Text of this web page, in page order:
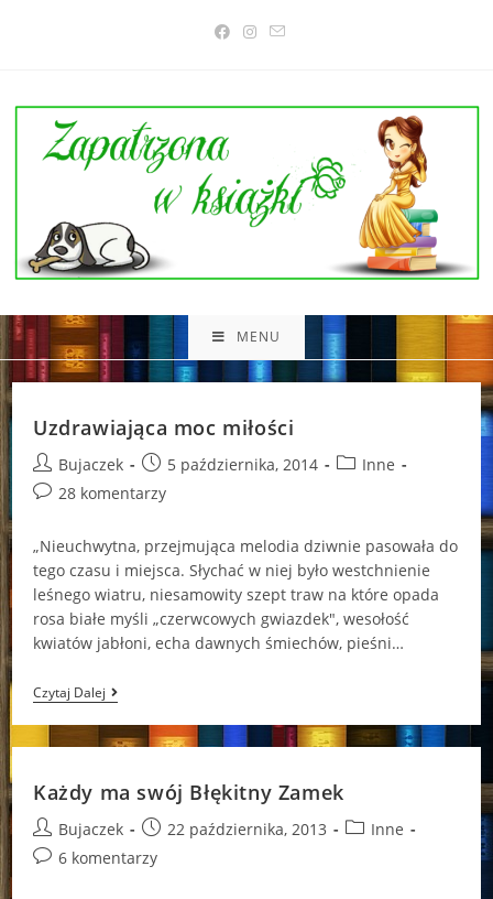
MENU
Uzdrawiająca moc miłości
Post
author:
Bujaczek
Post
published:
5 października, 2014
PostInne
Post28 komentarzy
„Nieuchwytna, przejmująca melodia dziwnie pasowała do
tego czasu i miejsca. Słychać w niej było westchnienie
leśnego wiatru, niesamowity szept traw na które opada
rosa białe myśli „czerwcowych gwiazdek", wesołość
kwiatów jabłoni, echa dawnych śmiechów, pieśni…
Czytaj DalejUzdrawiająca
Moc
Miłości
Każdy ma swój Błękitny Zamek
Post
author:
Bujaczek
Post
published:
22 października, 2013
PostInne
Post6 komentarzy